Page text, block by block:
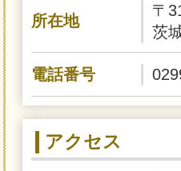
所在地
〒
茨
電話番号
アクセス